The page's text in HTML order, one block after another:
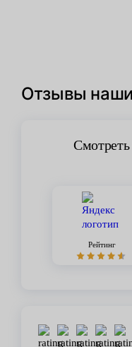
Отзывы
Рейтинг